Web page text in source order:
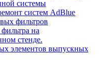
системы
систем AdBlue
фильтров
на
стенде.
элементов выпускных